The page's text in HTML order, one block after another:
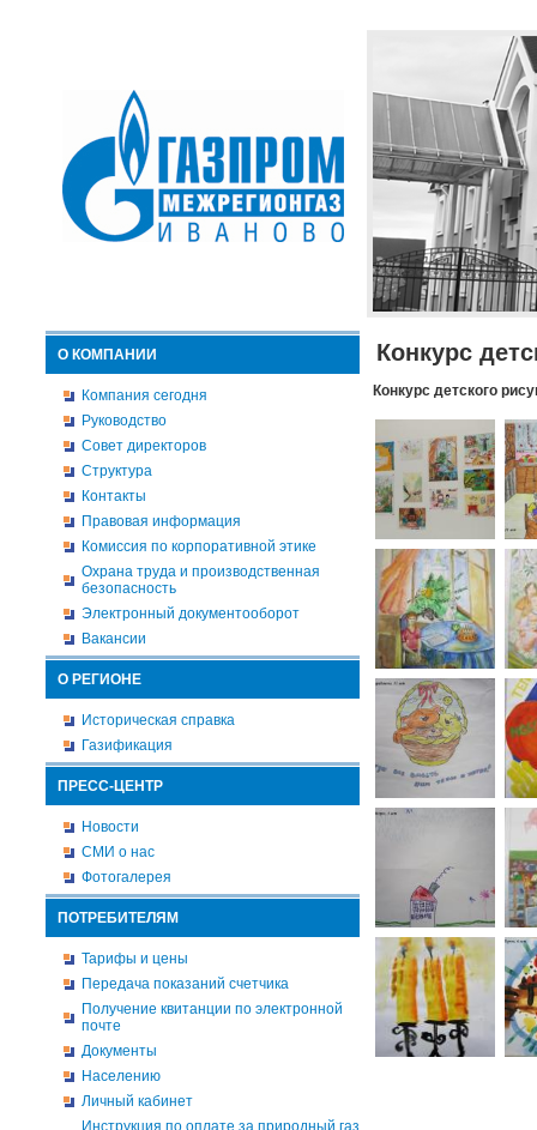
О КОМПАНИИ
Компания сегодня
Руководство
Совет директоров
Структура
Контакты
Правовая информация
Комиссия по корпоративной этике
Охрана труда и производственная
безопасность
Электронный документооборот
Вакансии
О РЕГИОНЕ
Историческая справка
Газификация
ПРЕСС-ЦЕНТР
Новости
СМИ о нас
Фотогалерея
ПОТРЕБИТЕЛЯМ
Тарифы и цены
Передача показаний счетчика
Получение квитанции по электронной
почте
Документы
Населению
Личный кабинет
Инструкция по оплате за природный газ
Конкурс
Конкурс детского